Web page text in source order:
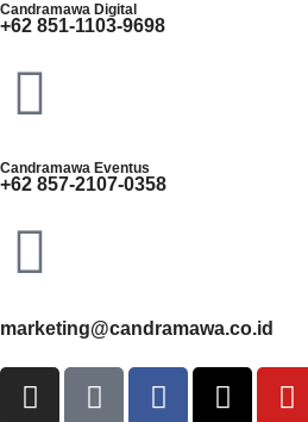
Candramawa Digital
+62 851-1103-9698
Candramawa Eventus
+62 857-2107-0358
marketing@candramawa.co.id